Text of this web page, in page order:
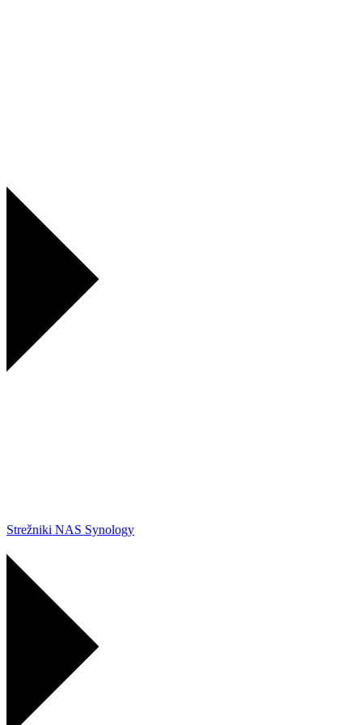
Strežniki NAS Synology